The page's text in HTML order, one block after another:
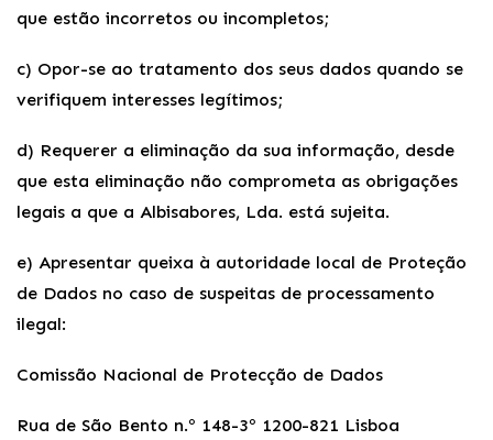
que estão incorretos ou incompletos;
c) Opor-se ao tratamento dos seus dados quando se
verifiquem interesses legítimos;
d) Requerer a eliminação da sua informação, desde
que esta eliminação não comprometa as obrigações
legais a que a Albisabores, Lda. está sujeita.
e) Apresentar queixa à autoridade local de Proteção
de Dados no caso de suspeitas de processamento
ilegal:
Comissão Nacional de Protecção de Dados
Rua de São Bento n.º 148-3º 1200-821 Lisboa